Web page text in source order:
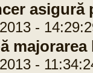
asigură
-
-